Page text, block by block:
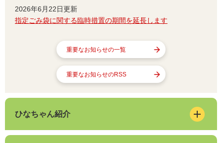
2026年6月22日更新
指定ごみ袋に関する臨時措置の期間を延長します
重要なお知らせの一覧
重要なお知らせのRSS
ひなちゃん紹介